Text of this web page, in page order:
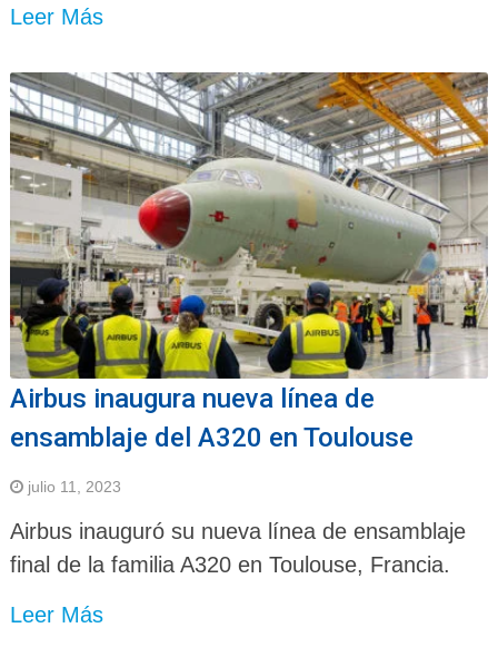
Leer Más
Airbus inaugura nueva línea de
ensamblaje del A320 en Toulouse
julio 11, 2023
Airbus inauguró su nueva línea de ensamblaje
final de la familia A320 en Toulouse, Francia.
Leer Más